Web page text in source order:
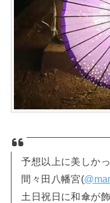
予想以上に美しか
間々田八幡宮(
土日祝日に和傘が